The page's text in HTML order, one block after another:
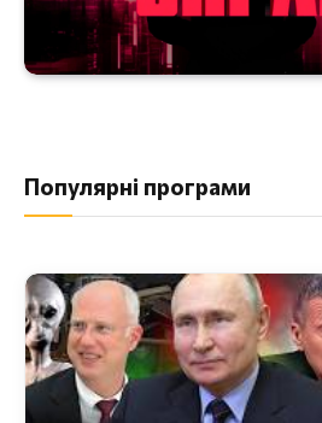
Популярні програми